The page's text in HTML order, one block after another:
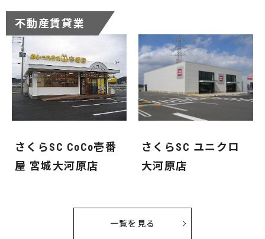
不動産賃貸業
さくらSC CoCo壱番
屋 宮城大河原店
さくらSC ユニクロ
大河原店
一覧を見る